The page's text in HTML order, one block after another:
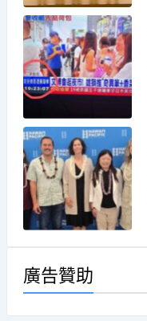
廣告贊助